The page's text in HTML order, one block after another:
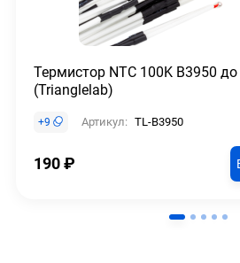
Термистор NTC 100K B3950
(Trianglelab)
+9 Артикул: TL-B3950
190₽